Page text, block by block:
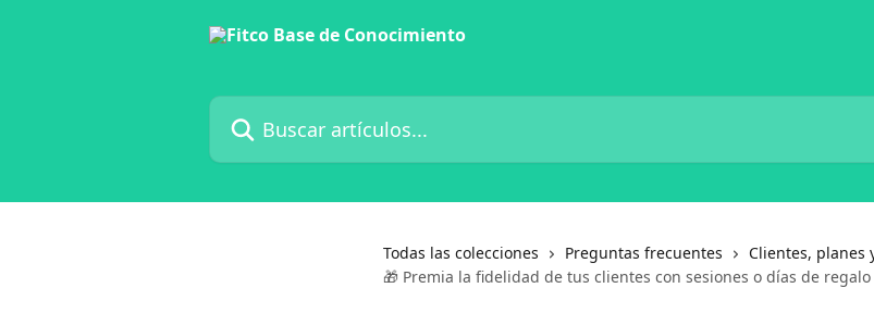
Buscar artículos...
Todas las colecciones Preguntas frecuentes
Clientes, planes
🎁 Premia la fidelidad de tus clientes con sesiones o días de regalo